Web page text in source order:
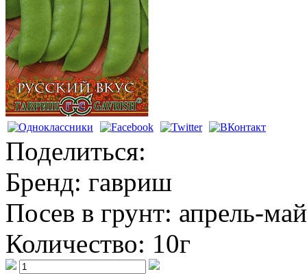
Поделиться:
Бренд: гавриш
Посев в грунт: апрель-май
Количество: 10г